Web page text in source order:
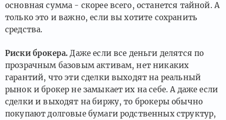
основная сумма - скорее всего, останется тайной. А
только это и важно, если вы хотите сохранить
средства.
Риски брокера. Даже если все деньги делятся по
прозрачным базовым активам, нет никаких
гарантий, что эти сделки выходят на реальный
рынок и брокер не замыкает их на себе. А даже если
сделки и выходят на биржу, то брокеры обычно
покупают долговые бумаги родственных структур,